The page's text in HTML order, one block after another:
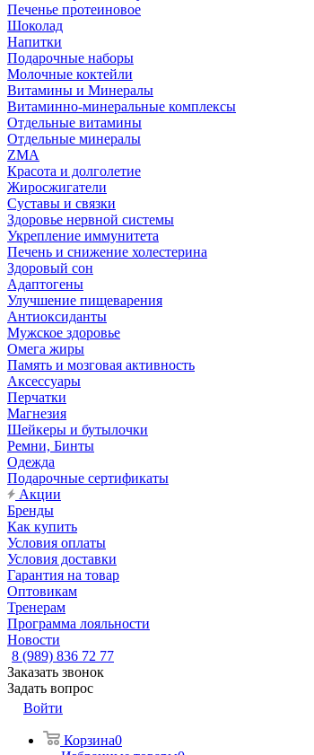
Печенье протеиновое
Шоколад
Напитки
Подарочные наборы
Молочные коктейли
Витамины и Минералы
Витаминно-минеральные комплексы
Отдельные витамины
Отдельные минералы
ZMA
Красота и долголетие
Жиросжигатели
Суставы и связки
Здоровье нервной системы
Укрепление иммунитета
Печень и снижение холестерина
Здоровый сон
Адаптогены
Улучшение пищеварения
Антиоксиданты
Мужское здоровье
Омега жиры
Память и мозговая активность
Аксессуары
Перчатки
Магнезия
Шейкеры и бутылочки
Ремни, Бинты
Одежда
Подарочные сертификаты
Акции
Бренды
Как купить
Условия оплаты
Условия доставки
Гарантия на товар
Оптовикам
Тренерам
Программа лояльности
Новости
8 (989) 836 72 77
Заказать звонок
Задать вопрос
Войти
Корзина0